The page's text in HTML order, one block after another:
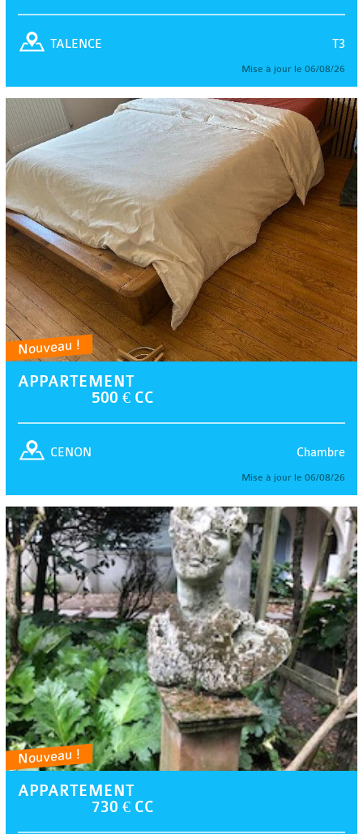
T3
TALENCE
Mise à jour le 06/08/26
Nouveau !
APPARTEMENT
500 € CC
Chambre
CENON
Mise à jour le 06/08/26
Nouveau !
APPARTEMENT
730 € CC